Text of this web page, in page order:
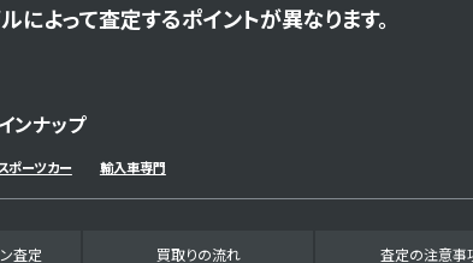
によって査定するポイントが異なります。
ンナップ
スポーツカー 輸入車専門
査定 買取りの流れ 査定の注意事